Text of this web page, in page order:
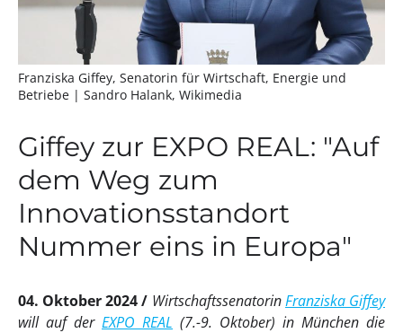
Franziska Giffey, Senatorin für Wirtschaft, Energie und
Betriebe | Sandro Halank, Wikimedia
Giffey zur EXPO REAL: "Auf
dem Weg zum
Innovationsstandort
Nummer eins in Europa"
04. Oktober 2024 WirtschaftssenatorinFranziska Giffey
will auf der EXPO REAL (7.-9. Oktober) in München die